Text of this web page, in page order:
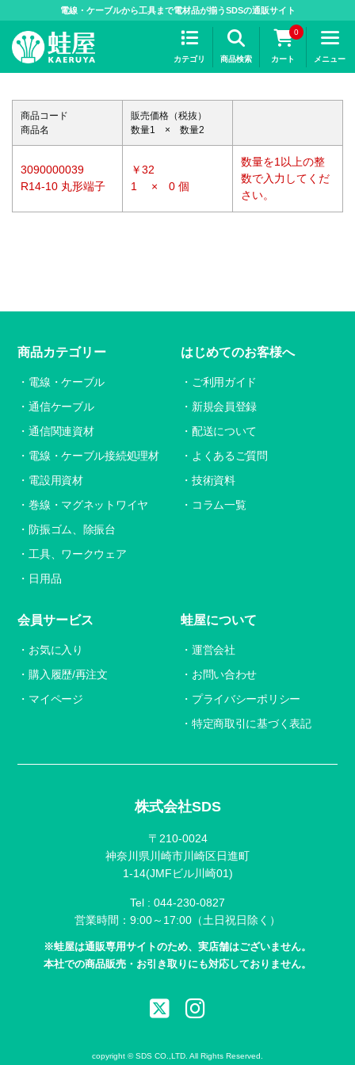
電線・ケーブルから工具まで電材品が揃うSDSの通販サイト
カテゴリ 商品検索
0
カート メニュー
商品コード
商品名
販売価格（税抜）
数量1 × 数量2
3090000039
R14-10 丸形端子
￥32
1 × 0 個
数量を1以上の整
数で入力してくだ
さい。
株式会社SDS
〒210-0024
神奈川県川崎市川崎区日進町
1-14(JMFビル川崎01)
Tel : 044-230-0827
営業時間：9:00～17:00（土日祝日除く）
※蛙屋は通販専用サイトのため、実店舗はございません。
本社での商品販売・お引き取りにも対応しておりません。
商品カテゴリー
電線・ケーブル
通信ケーブル
通信関連資材
電線・ケーブル接続処理材
電設用資材
巻線・マグネットワイヤ
防振ゴム、除振台
工具、ワークウェア
日用品
はじめてのお客様へ
ご利用ガイド
新規会員登録
配送について
よくあるご質問
技術資料
コラム一覧
会員サービス
お気に入り
購入履歴/再注文
マイページ
蛙屋について
運営会社
お問い合わせ
プライバシーポリシー
特定商取引に基づく表記
copyright © SDS CO.,LTD. All Rights Reserved.